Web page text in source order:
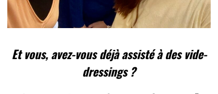
Et vous, avez-vous déjà assisté à des vide-
dressings ?